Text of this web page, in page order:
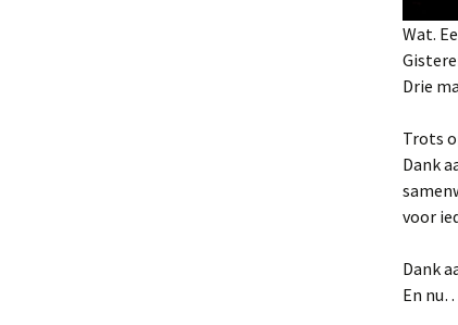
Wat.
Drie
Trots
Dank
voor
Dank
En